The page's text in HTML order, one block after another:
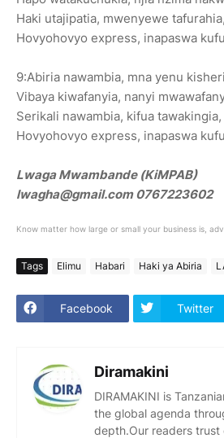
Haki utajipatia, mwenyewe tafurahia,
Hovyohovyo express, inapaswa
9:Abiria nawambia, mna yenu
Vibaya kiwafanyia, nanyi
Serikali nawambia, kifua tawakingia,
Hovyohovyo express, inapaswa
Lwaga Mwambande (KiMPAB)
lwagha@gmail.com 0767223602
Know matter how large or small your business is,
Tags Elimu Habari Haki ya Abiria
Facebook Twitter
Diramakini
DIRAMAKINI is
the global agenda
depth.Our readers